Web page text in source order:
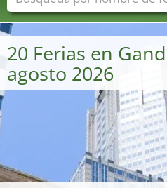
20 Ferias en
agosto 2026
Nombres de ferias
Sectores de ferias
Sectores de proveedor de